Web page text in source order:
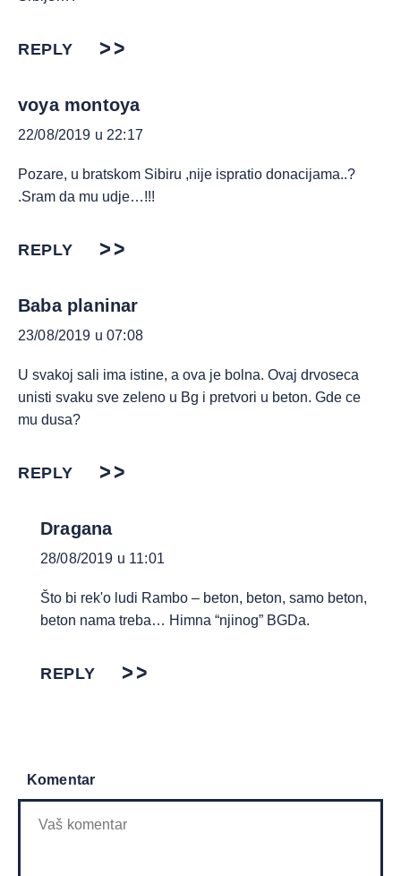
REPLY
voya montoya
22/08/2019 u 22:17
Pozare, u bratskom Sibiru ,nije ispratio donacijama..?
.Sram da mu udje…!!!
REPLY
Baba planinar
23/08/2019 u 07:08
U svakoj sali ima istine, a ova je bolna. Ovaj drvoseca
unisti svaku sve zeleno u Bg i pretvori u beton. Gde ce
mu dusa?
REPLY
Dragana
28/08/2019 u 11:01
Što bi rek'o ludi Rambo – beton, beton, samo beton,
beton nama treba… Himna “njinog” BGDa.
REPLY
Komentar